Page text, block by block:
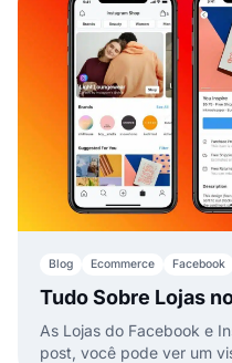
Blog Ecommerce Facebook
Tudo Sobre Lojas
As Lojas do Facebook e
post, você pode ver um